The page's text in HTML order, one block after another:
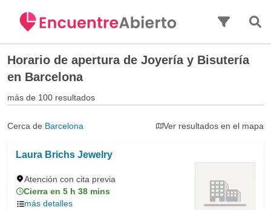
Horario de apertura de Joyería y Bisutería
en Barcelona
más de 100 resultados
Cerca de Barcelona Ver resultados en el mapa
Laura Brichs Jewelry
Atención con cita previa
Cierra en 5 h 38 mins
más detalles